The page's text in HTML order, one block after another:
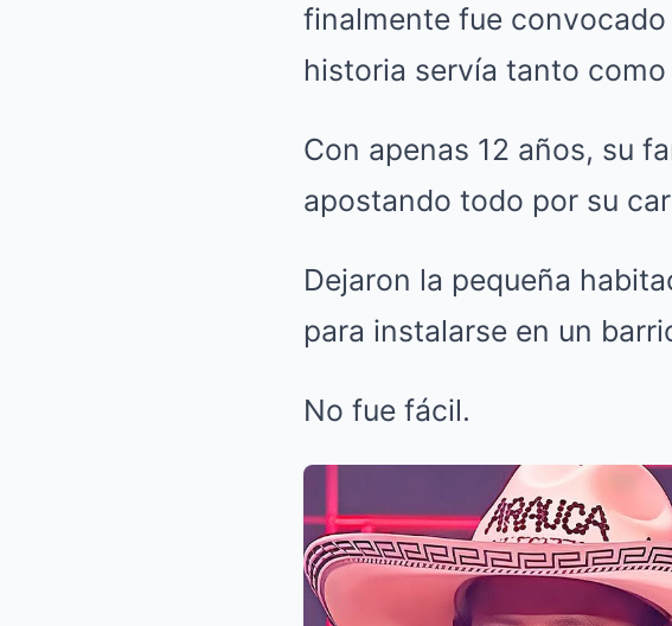
finalmente fue
historia servía tanto
Con apenas 12 años, su
apostando todo por su
Dejaron la pequeña
para instalarse en un
No fue fácil.